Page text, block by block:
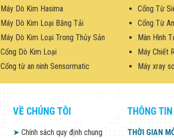
Máy Dò Kim Hasima Cổng Từ
Máy Dò Kim Loại Băng Tải Cổng Từ
Máy Dò Kim Loại Trong Thủy Sản Màn Hình
Cổng Dò Kim Loại Máy Chiết
Cổng từ an ninh Sensormatic Máy xray
VỀ CHÚNG TÔI
➤ Chính sách quy định chung
THÔNG
THỜI GIAN